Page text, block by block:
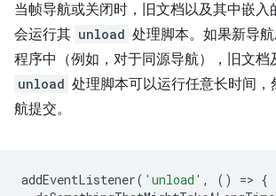
当帧导航或关闭时，旧文档以及其中嵌入
会运行其 unload 处理脚本。如果新导
程序中（例如，对于同源导航），旧文档
unload 处理脚本可以运行任意长时间，
航提交。
addEventListener( 'unload' , () => {